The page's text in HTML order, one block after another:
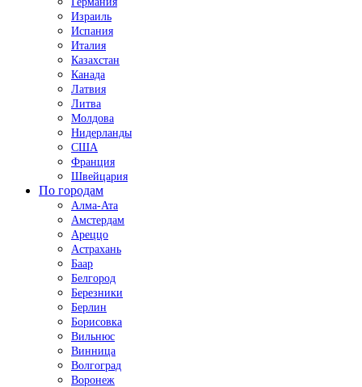
Израиль
Испания
Италия
Казахстан
Канада
Латвия
Литва
Молдова
Нидерланды
США
Франция
Швейцария
По городам
Алма-Ата
Амстердам
Ареццо
Астрахань
Баар
Белгород
Березники
Берлин
Борисовка
Вильнюс
Винница
Волгоград
Воронеж